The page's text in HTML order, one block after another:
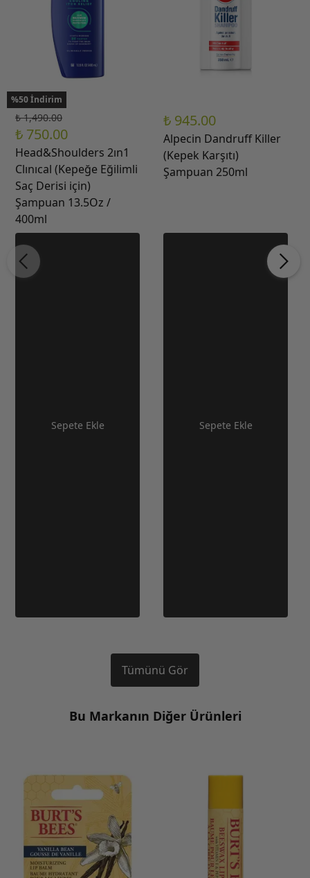
%50 İndirim
₺ 1,490.00
₺ 750.00
Head&Shoulders 2ın1
Clınıcal (Kepeğe Eğilimli
Saç Derisi için)
Şampuan 13.5Oz /
400ml
Sepete Ekle
₺ 945.00
Alpecin Dandruff Killer
(Kepek Karşıtı)
Şampuan 250ml
Sepete Ekle
Tümünü Gör
Bu Markanın Diğer Ürünleri